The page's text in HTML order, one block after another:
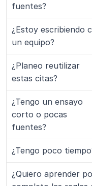
fuentes?
¿Estoy escribiendo
un equipo?
¿Planeo reutilizar
estas citas?
¿Tengo un ensayo
corto o pocas
fuentes?
¿Tengo poco
¿Quiero aprender